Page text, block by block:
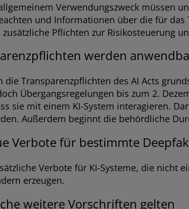
Verwendungszweck müssen
und Informationen über die für
Pflichten zur Risikosteuerung
werden
die Transparenzpflichten des AI Acts
Übergangsregelungen bis zum 2.
sie mit einem KI-System interagieren.
Außerdem beginnt die behördliche
Verbote für bestimmte
Verbote für KI-Systeme, die nicht
erzeugen.
weitere Vorschriften gelten